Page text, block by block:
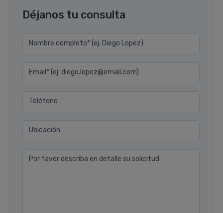
Déjanos tu consulta
Nombre completo* (ej. Diego Lopez)
Email* (ej. diego.lopez@email.com)
Teléfono
Ubicación
Por favor describa en detalle su solicitud